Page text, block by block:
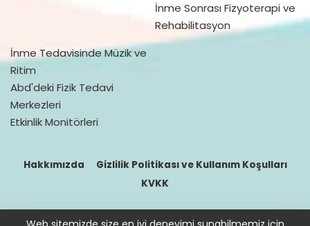
İnme Sonrası Fizyoterapi ve
Rehabilitasyon
İnme Tedavisinde Müzik ve
Ritim
Abd'deki Fizik Tedavi
Merkezleri
Etkinlik Monitörleri
Hakkımızda
Gizlilik Politikası ve Kullanım Koşulları
KVKK